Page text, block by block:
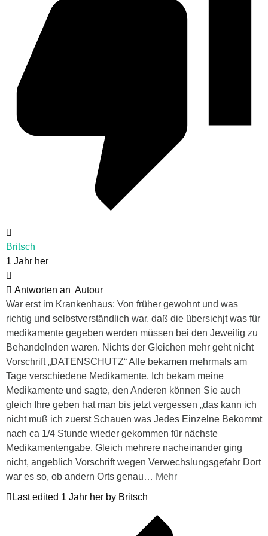
Britsch
1 Jahr her
Antworten an Autour
War erst im Krankenhaus: Von früher gewohnt und was
richtig und selbstverständlich war. daß die übersichjt was für
medikamente gegeben werden müssen bei den Jeweilig zu
Behandelnden waren. Nichts der Gleichen mehr geht nicht
Vorschrift „DATENSCHUTZ“ Alle bekamen mehrmals am
Tage verschiedene Medikamente. Ich bekam meine
Medikamente und sagte, den Anderen können Sie auch
gleich Ihre geben hat man bis jetzt vergessen „das kann ich
nicht muß ich zuerst Schauen was Jedes Einzelne Bekommt
nach ca 1/4 Stunde wieder gekommen für nächste
Medikamentengabe. Gleich mehrere nacheinander ging
nicht, angeblich Vorschrift wegen Verwechslungsgefahr Dort
war es so, ob andern Orts genau… Mehr
Last edited 1 Jahr her by Britsch